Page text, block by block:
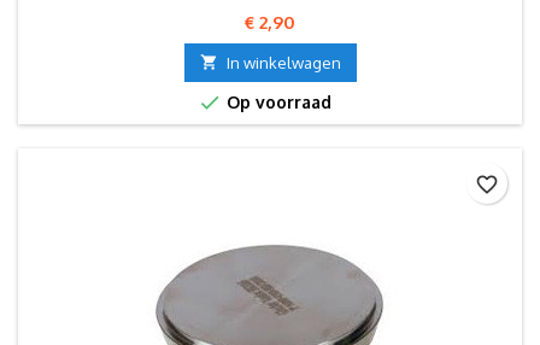
Prijs
€ 2,90
 In winkelwagen
 Op voorraad
favorite_border